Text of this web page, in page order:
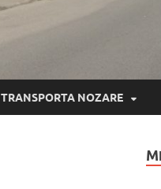
TRANSPORTA NOZARE